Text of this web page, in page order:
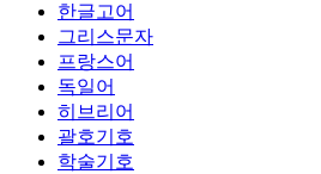
한글고어
그리스문자
프랑스어
독일어
히브리어
괄호기호
학술기호